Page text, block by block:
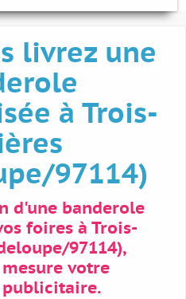
livrez une
à Trois-
97114)
d'une banderole
foires à Trois-
97114),
votre
publicitaire.